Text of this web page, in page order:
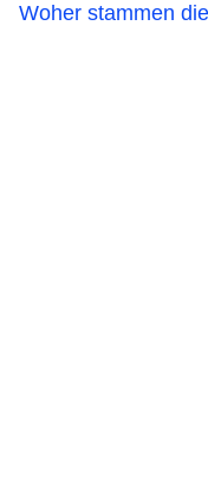
Woher stammen